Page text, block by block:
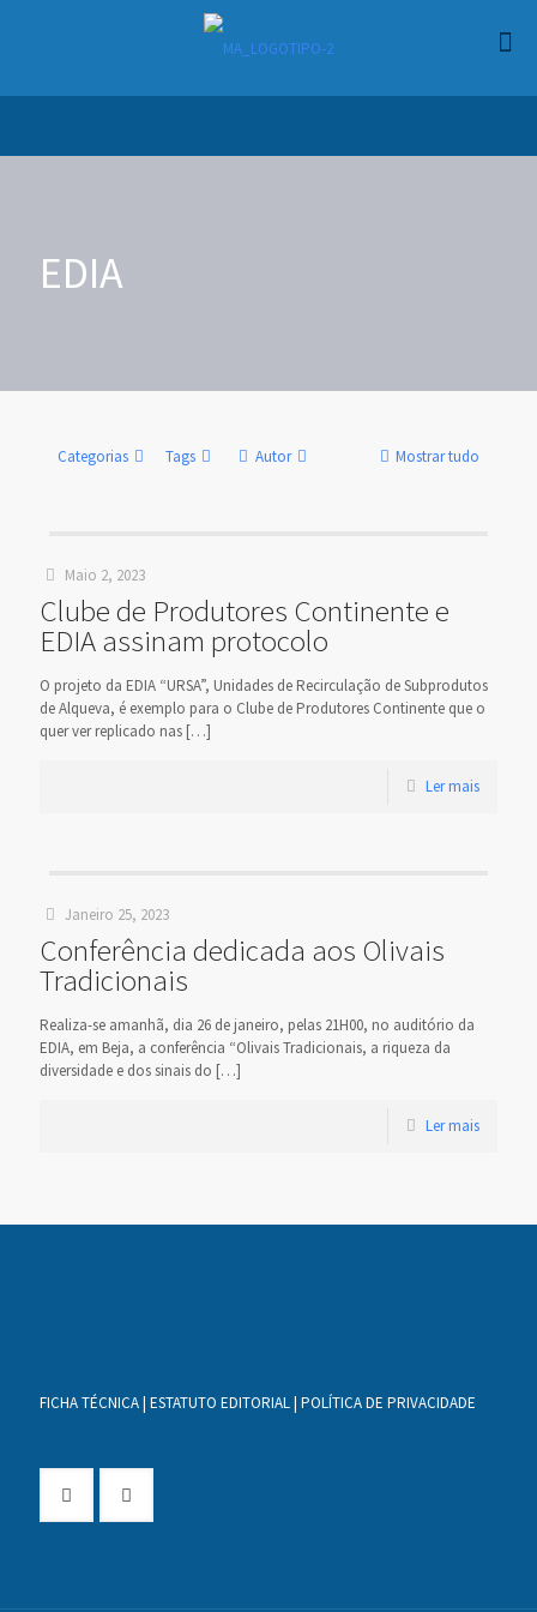
EDIA
Categorias Tags Autor Mostrar tudo
Maio 2, 2023
Clube de Produtores Continente e
EDIA assinam protocolo
O projeto da EDIA “URSA”, Unidades de Recirculação de Subprodutos
de Alqueva, é exemplo para o Clube de Produtores Continente que o
quer ver replicado nas […]
Ler mais
Janeiro 25, 2023
Conferência dedicada aos Olivais
Tradicionais
Realiza-se amanhã, dia 26 de janeiro, pelas 21H00, no auditório da
EDIA, em Beja, a conferência “Olivais Tradicionais, a riqueza da
diversidade e dos sinais do […]
Ler mais
FICHA TÉCNICA| ESTATUTO EDITORIAL| POLÍTICA DE PRIVACIDADE